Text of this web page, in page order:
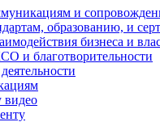
и
образованию, и
бизнеса и
и благотворительности
видео